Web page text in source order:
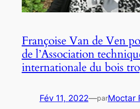
Françoise Van de Ven
de l’Association
internationale du bois
Fév 11, 2022—parMoctar